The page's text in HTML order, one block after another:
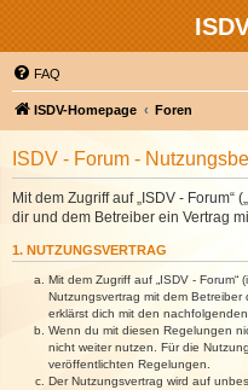
FAQ
ISDV-Homepage Foren
ISDV - Forum -
Mit dem Zugriff auf „ISDV - Forum“
dir und dem Betreiber ein Vertrag
1. NUTZUNGSVERTRAG
Mit dem Zugriff auf „ISDV - Forum“
Nutzungsvertrag mit dem Betreiber
erklärst dich mit den
Wenn du mit diesen Regelungen
nicht weiter nutzen. Für die
veröffentlichten Regelungen.
Der Nutzungsvertrag wird auf